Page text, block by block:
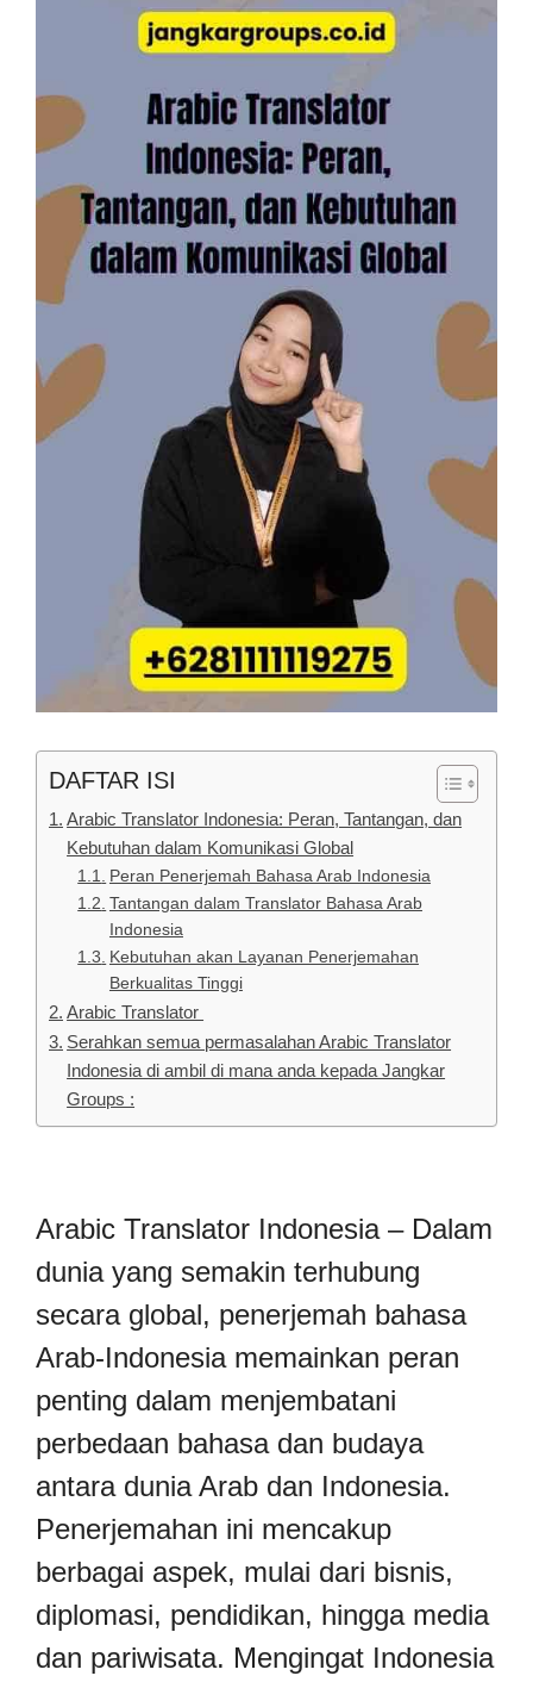
DAFTAR ISI
Arabic Translator Indonesia: Peran, Tantangan, dan
Kebutuhan dalam Komunikasi Global
Peran Penerjemah Bahasa Arab Indonesia
Tantangan dalam Translator Bahasa Arab
Indonesia
Kebutuhan akan Layanan Penerjemahan
Berkualitas Tinggi
Arabic Translator
Serahkan semua permasalahan Arabic Translator
Indonesia di ambil di mana anda kepada Jangkar
Groups :
Arabic Translator Indonesia – Dalam
dunia yang semakin terhubung
secara global, penerjemah bahasa
Arab-Indonesia memainkan peran
penting dalam menjembatani
perbedaan bahasa dan budaya
antara dunia Arab dan Indonesia.
Penerjemahan ini mencakup
berbagai aspek, mulai dari bisnis,
diplomasi, pendidikan, hingga media
dan pariwisata. Mengingat Indonesia